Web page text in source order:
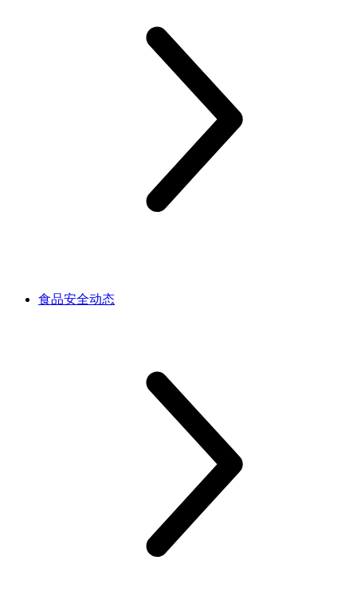
食品安全动态